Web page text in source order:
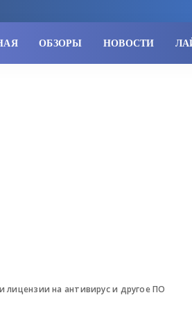
ОБЗОРЫ НОВОСТИ
на антивирус и другое ПО